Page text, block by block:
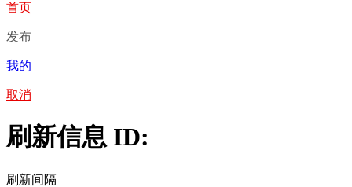
首页
发布
我的
取消
刷新信息 ID:
刷新间隔